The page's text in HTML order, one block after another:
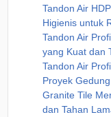
Tandon Air
Higienis untuk
Tandon Air
yang Kuat dan
Tandon Air
Proyek
Granite Tile
dan Tahan